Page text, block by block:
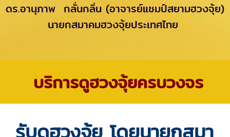
ดร.อานุภาพ กลั่นกลิ่น (อาจารย์แชมป์สยามฮวงจุ้ย)
นายกสมาคมฮวงจุ้ยประเทศไทย
บริการดูฮวงจุ้ยครบวงจร